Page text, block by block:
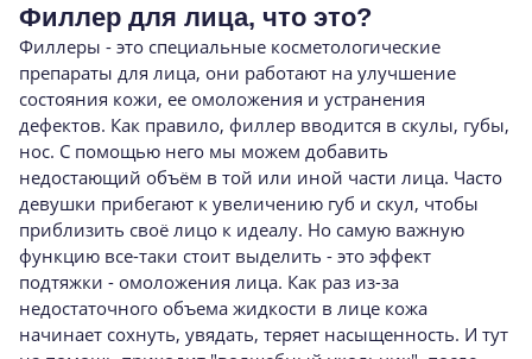
Филлер для лица, что это?
Филлеры - это специальные косметологические
препараты для лица, они работают на улучшение
состояния кожи, ее омоложения и устранения
дефектов. Как правило, филлер вводится в скулы, губы,
нос. С помощью него мы можем добавить
недостающий объём в той или иной части лица. Часто
девушки прибегают к увеличению губ и скул, чтобы
приблизить своё лицо к идеалу. Но самую важную
функцию все-таки стоит выделить - это эффект
подтяжки - омоложения лица. Как раз из-за
недостаточного объема жидкости в лице кожа
начинает сохнуть, увядать, теряет насыщенность. И тут